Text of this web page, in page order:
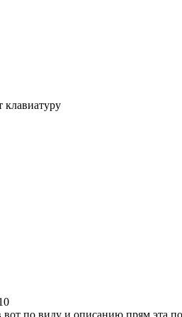
вот по виду и описанию прям эта